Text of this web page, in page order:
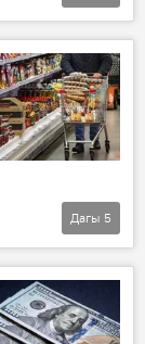
Дагы 5